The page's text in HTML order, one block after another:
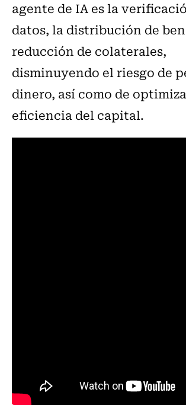
agente de IA es la
datos, la distribución de
reducción de colaterales,
disminuyendo el riesgo de
dinero, así como de
eficiencia del capital.